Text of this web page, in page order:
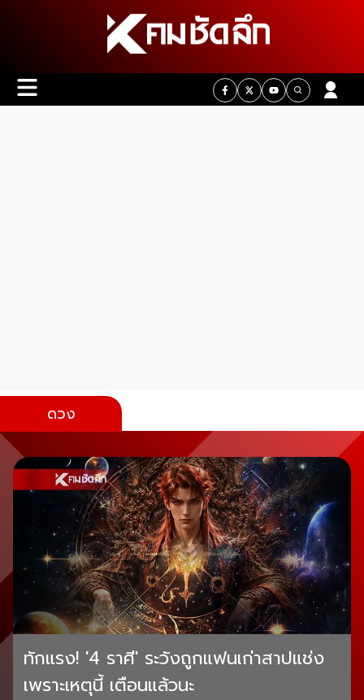
ดวง
ทักแรง! '4 ราศี' ระวังถูกแฟนเก่าสาปแช่ง
เพราะเหตุนี้ เตือนแล้วนะ